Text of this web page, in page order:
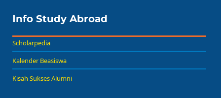
Buat Persiapan Study
Baca Sekarang!
Info Study Abroad
Scholarpedia
Kalender Beasiswa
Kisah Sukses Alumni